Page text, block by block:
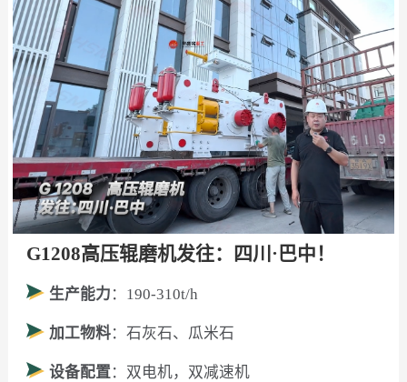
G1208高压辊磨机发往：四川·巴中！
生产能力 ：190-310t/h
加工物料：石灰石、瓜米石
设备配置 ：双电机，双减速机